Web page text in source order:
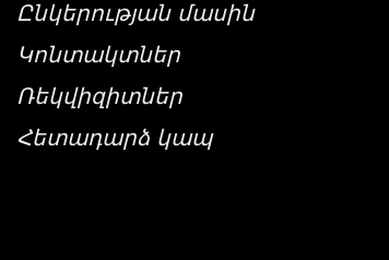
Ընկերության մասին
Կոնտակտներ
Ռեկվիզիտներ
Հետադարձ կապ